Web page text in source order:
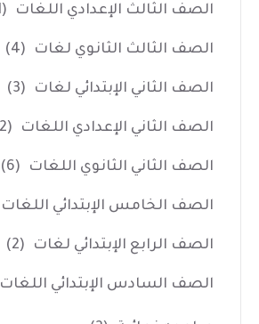
الصف الثالث الإعدادي اللغات (1)
الصف الثالث الثانوي لغات (4)
الصف الثاني الإبتدائي لغات (3)
الصف الثاني الإعدادي اللغات (2)
الصف الثاني الثانوي اللغات (6)
الصف الخامس الإبتدائي اللغات
الصف الرابع الإبتدائي لغات (2)
الصف السادس الإبتدائي اللغات